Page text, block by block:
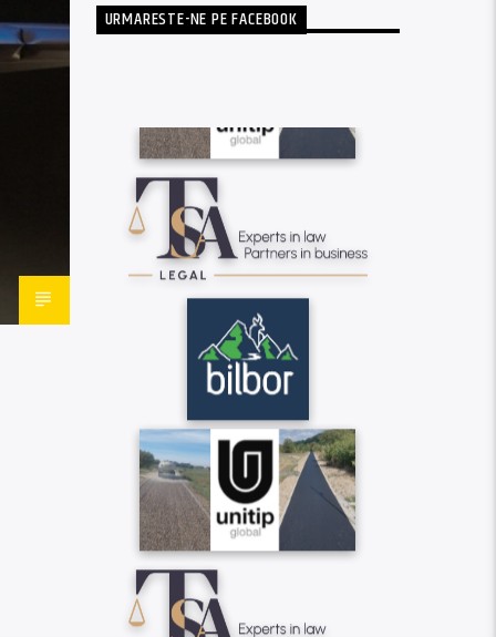
URMARESTE-NE PE FACEBOOK